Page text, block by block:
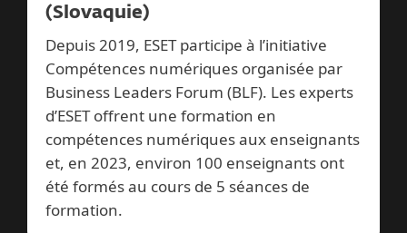
(Slovaquie)
Depuis 2019, ESET participe à l’initiative
Compétences numériques organisée par
Business Leaders Forum (BLF). Les experts
d’ESET offrent une formation en
compétences numériques aux enseignants
et, en 2023, environ 100 enseignants ont
été formés au cours de 5 séances de
formation.